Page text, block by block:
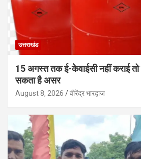
उत्तराखंड
15 अगस्त तक ई-केवाईसी नहीं कराई
सकता है असर
August 8, 2026 वीरेंद्र भारद्वाज